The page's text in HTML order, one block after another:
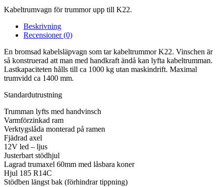
Kabeltrumvagn för trummor upp till K22.
Beskrivning
Recensioner (0)
En bromsad kabelsläpvagn som tar kabeltrummor K22. Vinschen är
så konstruerad att man med handkraft ändå kan lyfta kabeltrumman.
Lastkapaciteten hålls till ca 1000 kg utan maskindrift. Maximal
trumvidd ca 1400 mm.
Standardutrustning
Trumman lyfts med handvinsch
Varmförzinkad ram
Verktygslåda monterad på ramen
Fjädrad axel
12V led – ljus
Justerbart stödhjul
Lagrad trumaxel 60mm med låsbara koner
Hjul 185 R14C
Stödben längst bak (förhindrar tippning)